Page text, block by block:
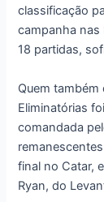
classificação
campanha nas
18 partidas,
Quem
Eliminatórias
comandada
final no Catar,
Ryan, do